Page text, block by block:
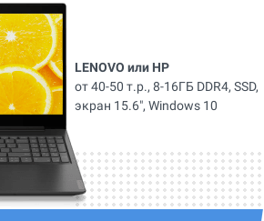
LENOVO или HP
от 40-50 т.р., 8-16ГБ DDR4, SSD,
экран 15.6", Windows 10